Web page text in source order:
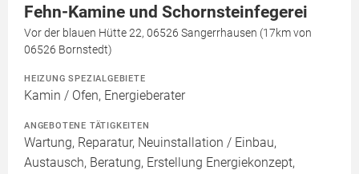
Fehn-Kamine und Schornsteinfegerei
Vor der blauen Hütte 22, 06526 Sangerrhausen (17km von
06526 Bornstedt)
HEIZUNG SPEZIALGEBIETE
Kamin / Ofen, Energieberater
ANGEBOTENE TÄTIGKEITEN
Wartung, Reparatur, Neuinstallation / Einbau,
Austausch, Beratung, Erstellung Energiekonzept,